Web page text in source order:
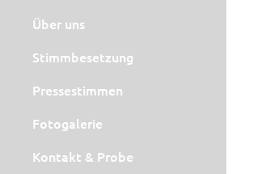
Über uns
Stimmbesetzung
Pressestimmen
Fotogalerie
Kontakt & Probe